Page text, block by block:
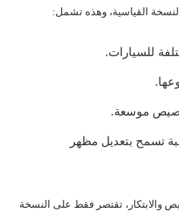
القياسية، وهذه تشمل:
للسيارات.
موسعة.
تسمح بتعديل مظهر
والابتكار، تقتصر فقط على النسخة